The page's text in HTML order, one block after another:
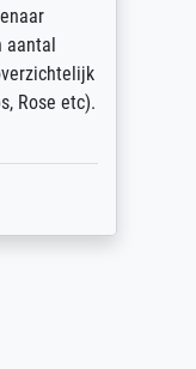
Rose etc).